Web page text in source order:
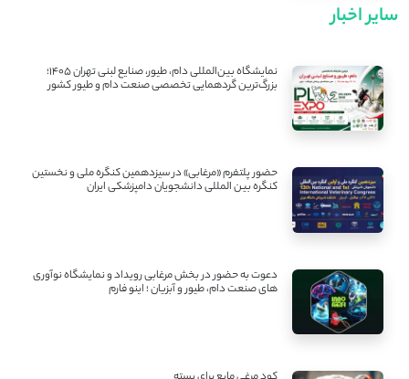
سایر اخبار
نمایشگاه بین‌المللی دام، طیور، صنایع لبنی تهران ۱۴۰۵؛
بزرگ‌ترین گردهمایی تخصصی صنعت دام و طیور کشور
حضور پلتفرم «مرغابی» در سیزدهمین کنگره ملی و نخستین
کنگره بین ‌المللی دانشجویان دامپزشکی ایران
دعوت به حضور در بخش مرغابی رویداد و نمایشگاه نوآوری
های صنعت دام، طیور و آبزیان ؛ اینو فارم